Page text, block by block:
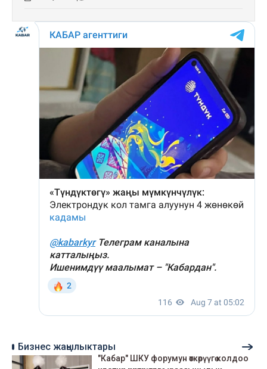
Бизнес жаңылыктары
"Кабар" ШКУ форумун өткөрүүгө колдоо